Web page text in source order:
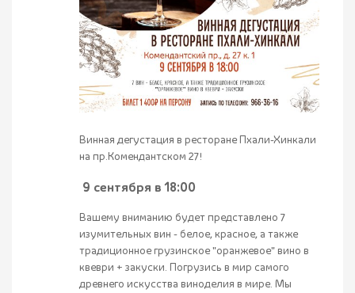
Винная дегустация в ресторане Пхали-Хинкали
на пр.Комендантском 27!
9 сентября в 18:00
Вашему вниманию будет представлено 7
изумительных вин - белое, красное, а также
традиционное грузинское "оранжевое" вино в
квеври + закуски. Погрузись в мир самого
древнего искусства виноделия в мире. Мы